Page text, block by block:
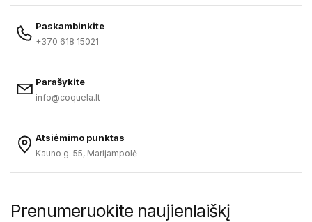
Paskambinkite
+370 618 15021
Parašykite
info@coquela.lt
Atsiėmimo punktas
Kauno g. 55, Marijampolė
Prenumeruokite naujienlaiškį